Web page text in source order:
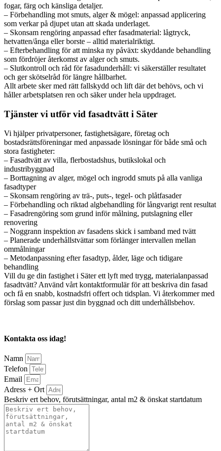
fogar, färg och känsliga detaljer.
– Förbehandling mot smuts, alger & mögel: anpassad applicering
som verkar på djupet utan att skada underlaget.
– Skonsam rengöring anpassad efter fasadmaterial: lågtryck,
hetvatten/ånga eller borste – alltid materialriktigt.
– Efterbehandling för att minska ny påväxt: skyddande behandling
som fördröjer återkomst av alger och smuts.
– Slutkontroll och råd för fasadunderhåll: vi säkerställer resultatet
och ger skötselråd för längre hållbarhet.
Allt arbete sker med rätt fallskydd och lift där det behövs, och vi
håller arbetsplatsen ren och säker under hela uppdraget.
Tjänster vi utför vid fasadtvätt i Säter
Vi hjälper privatpersoner, fastighetsägare, företag och
bostadsrättsföreningar med anpassade lösningar för både små och
stora fastigheter:
– Fasadtvätt av villa, flerbostadshus, butikslokal och
industribyggnad
– Borttagning av alger, mögel och ingrodd smuts på alla vanliga
fasadtyper
– Skonsam rengöring av trä-, puts-, tegel- och plåtfasader
– Förbehandling och riktad algbehandling för långvarigt rent resultat
– Fasadrengöring som grund inför målning, putslagning eller
renovering
– Noggrann inspektion av fasadens skick i samband med tvätt
– Planerade underhållstvättar som förlänger intervallen mellan
ommålningar
– Metodanpassning efter fasadtyp, ålder, läge och tidigare
behandling
Vill du ge din fastighet i Säter ett lyft med trygg, materialanpassad
fasadtvätt? Använd vårt kontaktformulär för att beskriva din fasad
och få en snabb, kostnadsfri offert och tidsplan. Vi återkommer med
förslag som passar just din byggnad och ditt underhållsbehov.
Kontakta oss idag!
Namn
Telefon
Email
Adress + Ort
Beskriv ert behov, förutsättningar, antal m2 & önskat startdatum